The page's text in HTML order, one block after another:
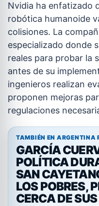
Nvidia ha enfatizado
robótica humanoide
colisiones. La
especializado donde
reales para probar la
antes de su
ingenieros realizan
proponen mejoras
regulaciones
TAMBIÉN EN ARGENTINA
GARCÍA
POLÍTICA
SAN
LOS POBRES,
CERCA DE